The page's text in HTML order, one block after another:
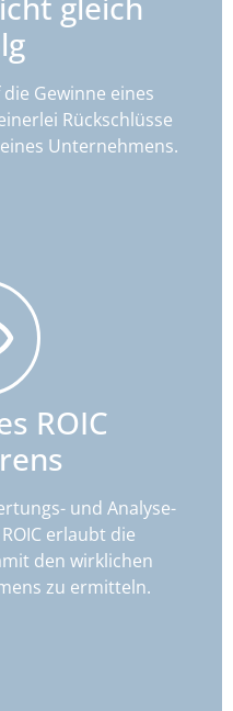
Gewinne eines
Rückschlüsse
Unternehmens.
ROIC
und Analyse-
erlaubt die
den wirklichen
zu ermitteln.